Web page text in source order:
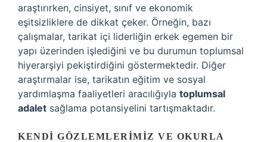
araştırırken, cinsiyet, sınıf ve ekonomik
eşitsizliklere de dikkat çeker. Örneğin, bazı
çalışmalar, tarikat içi liderliğin erkek egemen bir
yapı üzerinden işlediğini ve bu durumun toplumsal
hiyerarşiyi pekiştirdiğini göstermektedir. Diğer
araştırmalar ise, tarikatın eğitim ve sosyal
yardımlaşma faaliyetleri aracılığıyla toplumsal
adalet sağlama potansiyelini tartışmaktadır.
KENDI GÖZLEMLERIMIZ VE OKURLA